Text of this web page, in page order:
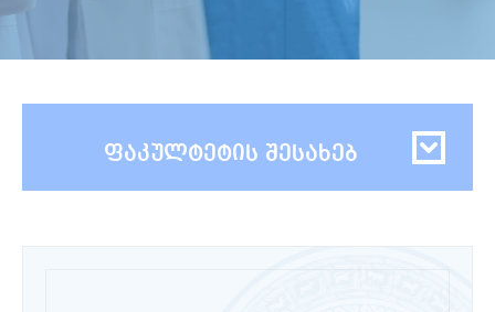
ფაკულტეტის შესახებ